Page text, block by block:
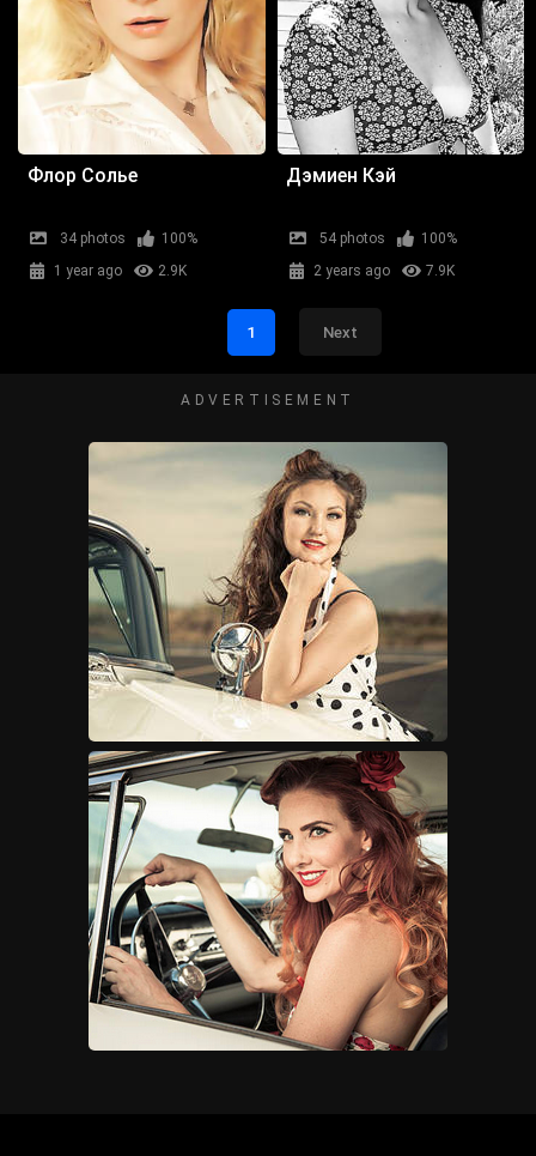
Флор Солье
34 photos
100%
1 year ago
2.9K
Дэмиен Кэй
54 photos
100%
2 years ago
7.9K
1 Next
ADVERTISEMENT